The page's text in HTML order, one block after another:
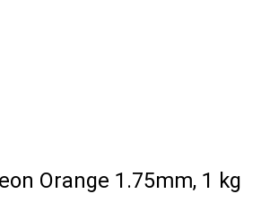
Orange 1.75mm, 1 kg